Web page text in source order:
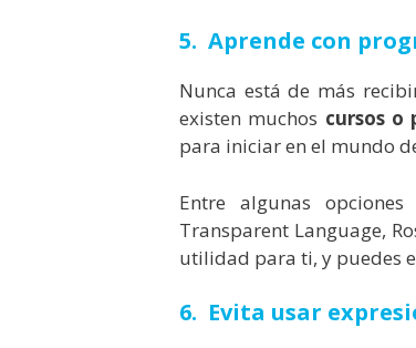
5. Aprende con
Nunca está de más
existen muchos cursos o
para iniciar en el mundo
Entre algunas
Transparent Language,
utilidad para ti, y puedes
6. Evita usar